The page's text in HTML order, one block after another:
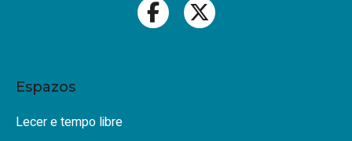
Espazos
Lecer e tempo libre